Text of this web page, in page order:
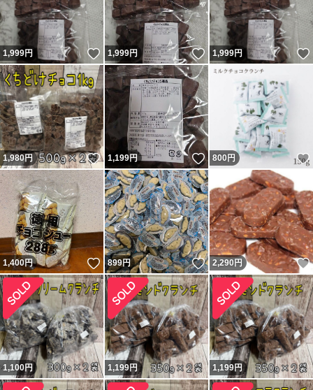
1,999円 いいね！
1,999円 いいね！
1,999円
1,980円 いいね！
1,199円 いいね！
800 円
1,400円 いいね！
899円 いいね！
2,290 円
1,100円 1,199円 1,199円